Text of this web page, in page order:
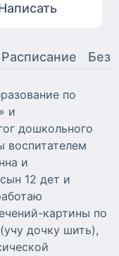
Расписание
по
и
дошкольного
воспитателем
и
12 дет и
картины по
дочку шить),